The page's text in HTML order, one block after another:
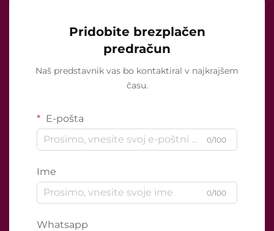
Pridobite brezplačen
predračun
Naš predstavnik vas bo kontaktiral v najkrajšem
času.
E-pošta
0/100
Ime
0/100
Whatsapp